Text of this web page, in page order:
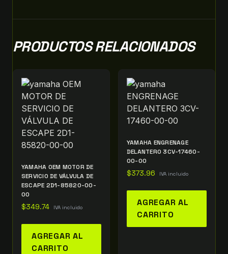
PRODUCTOS RELACIONADOS
YAMAHA OEM MOTOR DE
SERVICIO DE VÁLVULA DE
ESCAPE 2D1-85820-00-
00
$349.74 IVA incluido
AGREGAR AL
CARRITO
YAMAHA ENGRENAGE
DELANTERO 3CV-17460-
00-00
$373.96 IVA incluido
AGREGAR AL
CARRITO